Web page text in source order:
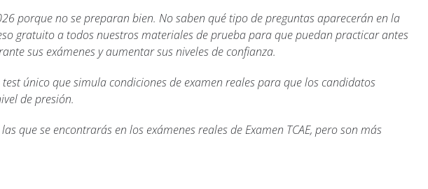
porque no se preparan bien. No saben qué tipo de preguntas aparecerán en la
gratuito a todos nuestros materiales de prueba para que puedan practicar antes
sus exámenes y aumentar sus niveles de confianza.
único que simula condiciones de examen reales para que los candidatos
de presión.
que se encontrarás en los exámenes reales de Examen TCAE, pero son más